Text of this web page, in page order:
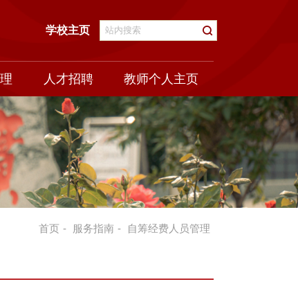
学校主页
人才招聘 教师个人主页
首页 - 服务指南 - 自筹经费人员管理